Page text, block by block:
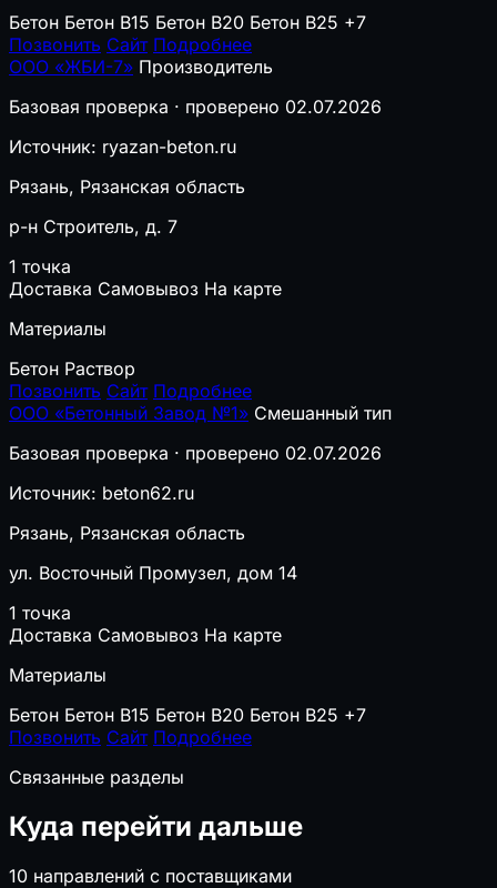
Бетон Бетон B15 Бетон B20 Бетон B25 +7
Позвонить Сайт Подробнее
ООО «ЖБИ-7» Производитель
Базовая проверка · проверено 02.07.2026
Источник: ryazan-beton.ru
Рязань, Рязанская область
р-н Строитель, д. 7
1 точка
Доставка Самовывоз На карте
Материалы
Бетон Раствор
Позвонить Сайт Подробнее
ООО «Бетонный Завод №1» Смешанный тип
Базовая проверка · проверено 02.07.2026
Источник: beton62.ru
Рязань, Рязанская область
ул. Восточный Промузел, дом 14
1 точка
Доставка Самовывоз На карте
Материалы
Бетон Бетон B15 Бетон B20 Бетон B25 +7
Позвонить Сайт Подробнее
Связанные разделы
Куда перейти дальше
10 направлений с поставщиками